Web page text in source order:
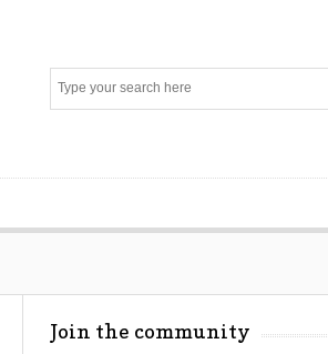
Join the community